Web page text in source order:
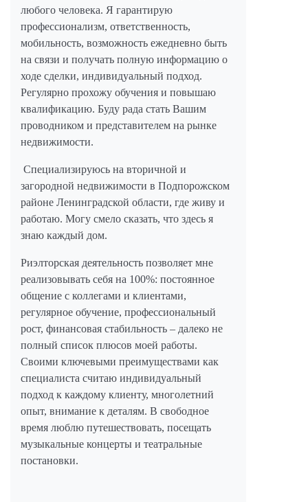
любого человека. Я гарантирую
профессионализм, ответственность,
мобильность, возможность ежедневно быть
на связи и получать полную информацию о
ходе сделки, индивидуальный подход.
Регулярно прохожу обучения и повышаю
квалификацию. Буду рада стать Вашим
проводником и представителем на рынке
недвижимости.
Специализируюсь на вторичной и
загородной недвижимости в Подпорожском
районе Ленинградской области, где живу и
работаю. Могу смело сказать, что здесь я
знаю каждый дом.
Риэлторская деятельность позволяет мне
реализовывать себя на 100%: постоянное
общение с коллегами и клиентами,
регулярное обучение, профессиональный
рост, финансовая стабильность – далеко не
полный список плюсов моей работы.
Своими ключевыми преимуществами как
специалиста считаю индивидуальный
подход к каждому клиенту, многолетний
опыт, внимание к деталям. В свободное
время люблю путешествовать, посещать
музыкальные концерты и театральные
постановки.